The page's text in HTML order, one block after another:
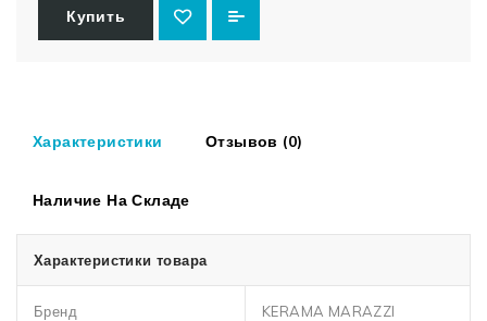
Купить
Характеристики Отзывов (0)
Наличие На Складе
Характеристики товара
Бренд KERAMA MARAZZI